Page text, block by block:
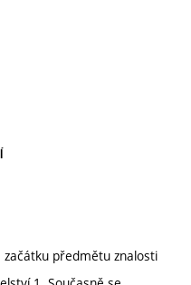
předmětu znalosti